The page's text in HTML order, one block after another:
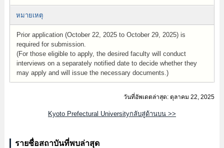
หมายเหตุ
Prior application (October 22, 2025 to October 29, 2025) is
required for submission.
(For those eligible to apply, the desired faculty will conduct
interviews on a separately notified date to decide whether they
may apply and will issue the necessary documents.)
วันที่อัพเดตล่าสุด: ตุลาคม 22, 2025
Kyoto Prefectural Universityกลับสู่ด้านบน >>
รายชื่อสถาบันที่พบล่าสุด